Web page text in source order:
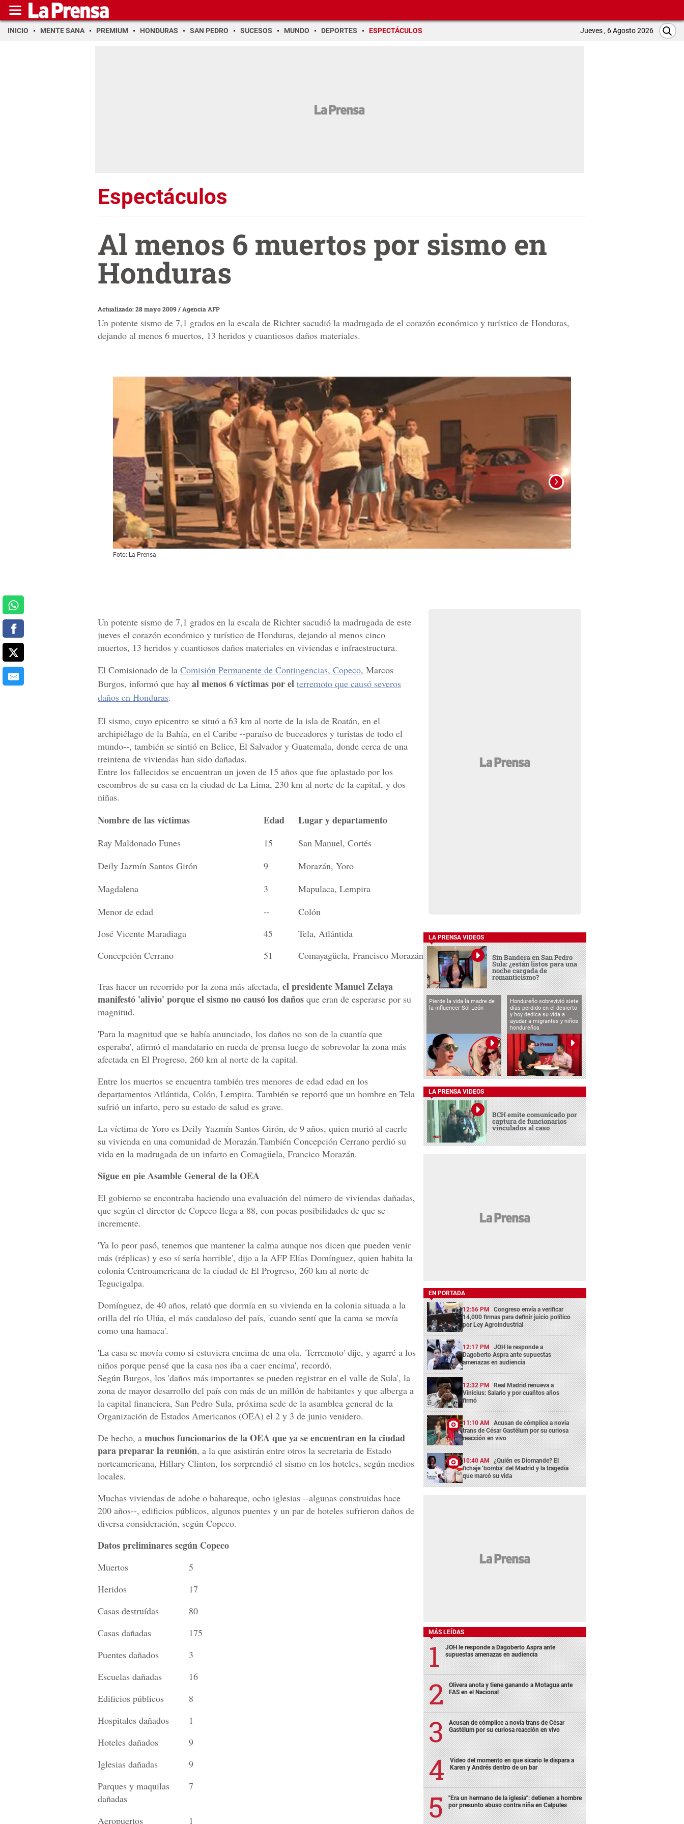
INICIO MENTE SANA PREMIUM HONDURAS SAN PEDRO SUCESOS MUNDO DEPORTES ESPECTÁCULOS Jueves , 6 Agosto 2026
Espectáculos
Al menos 6 muertos por sismo en
Honduras
Actualizado: 28 mayo 2009/ Agencia AFP
Un potente sismo de 7,1 grados en la escala de Richter sacudió la madrugada de el corazón económico y turístico de Honduras,
dejando al menos 6 muertos, 13 heridos y cuantiosos daños materiales.
Foto: La Prensa
Un potente sismo de 7,1 grados en la escala de Richter sacudió la madrugada de este
jueves el corazón económico y turístico de Honduras, dejando al menos cinco
muertos, 13 heridos y cuantiosos daños materiales en viviendas e infraestructura.
El Comisionado de la Comisión Permanente de Contingencias, Copeco, Marcos
Burgos, informó que hay al menos 6 víctimas por el terremoto que causó severos
daños en Honduras.
El sismo, cuyo epicentro se situó a 63 km al norte de la isla de Roatán, en el
archipiélago de la Bahía, en el Caribe --paraíso de buceadores y turistas de todo el
mundo--, también se sintió en Belice, El Salvador y Guatemala, donde cerca de una
treintena de viviendas han sido dañadas.
Entre los fallecidos se encuentran un joven de 15 años que fue aplastado por los
escombros de su casa en la ciudad de La Lima, 230 km al norte de la capital, y dos
niñas.
Nombre de las víctimas Edad Lugar y departamento
Ray Maldonado Funes 15
San Manuel, Cortés
Deily Jazmín Santos Girón
9
Morazán, Yoro
Magdalena
3
Mapulaca, Lempira
Menor de edad
--
Colón
José Vicente Maradiaga
45
Tela, Atlántida
Concepción Cerrano
51 Comayagüela, Francisco Morazán
Tras hacer un recorrido por la zona más afectada, el presidente Manuel Zelaya
manifestó 'alivio' porque el sismo no causó los daños que eran de esperarse por su
magnitud.
'Para la magnitud que se había anunciado, los daños no son de la cuantía que
esperaba', afirmó el mandatario en rueda de prensa luego de sobrevolar la zona más
afectada en El Progreso, 260 km al norte de la capital.
Entre los muertos se encuentra también tres menores de edad edad en los
departamentos Atlántida, Colón, Lempira. También se reportó que un hombre en Tela
sufrió un infarto, pero su estado de salud es grave.
La víctima de Yoro es Deily Yazmín Santos Girón, de 9 años, quien murió al caerle
su vivienda en una comunidad de Morazán.También Concepción Cerrano perdió su
vida en la madrugada de un infarto en Comagüela, Francico Morazán.
Sigue en pie Asamble General de la OEA
El gobierno se encontraba haciendo una evaluación del número de viviendas dañadas,
que según el director de Copeco llega a 88, con pocas posibilidades de que se
incremente.
'Ya lo peor pasó, tenemos que mantener la calma aunque nos dicen que pueden venir
más (réplicas) y eso sí sería horrible', dijo a la AFP Elías Domínguez, quien habita la
colonia Centroamericana de la ciudad de El Progreso, 260 km al norte de
Tegucigalpa.
Domínguez, de 40 años, relató que dormía en su vivienda en la colonia situada a la
orilla del río Ulúa, el más caudaloso del país, 'cuando sentí que la cama se movía
como una hamaca'.
'La casa se movía como si estuviera encima de una ola. 'Terremoto' dije, y agarré a los
niños porque pensé que la casa nos iba a caer encima', recordó.
Según Burgos, los 'daños más importantes se pueden registrar en el valle de Sula', la
zona de mayor desarrollo del país con más de un millón de habitantes y que alberga a
la capital financiera, San Pedro Sula, próxima sede de la asamblea general de la
Organización de Estados Americanos (OEA) el 2 y 3 de junio venidero.
De hecho, a muchos funcionarios de la OEA que ya se encuentran en la ciudad
para preparar la reunión, a la que asistirán entre otros la secretaria de Estado
norteamericana, Hillary Clinton, los sorprendió el sismo en los hoteles, según medios
locales.
Muchas viviendas de adobe o bahareque, ocho iglesias --algunas construidas hace
200 años--, edificios públicos, algunos puentes y un par de hoteles sufrieron daños de
diversa consideración, según Copeco.
Datos preliminares según Copeco
Muertos
5
Heridos
17
Casas destruídas
80
Casas dañadas
175
Puentes dañados
3
Escuelas dañadas
16
Edificios públicos
8
Hospitales dañados
1
Hoteles dañados
9
Iglesias dañadas
9
Parques y maquilas
dañadas
7
Aeropuertos 1
LA PRENSA VIDEOS
Sin Bandera en San Pedro
Sula: ¿están listos para una
noche cargada de
romanticismo?
Pierde la vida la madre de
la influencer Sol León
Hondureño sobrevivió siete
días perdido en el desierto
y hoy dedica su vida a
ayudar a migrantes y niños
hondureños
LA PRENSA VIDEOS
BCH emite comunicado por
captura de funcionarios
vinculados al caso
EN PORTADA
12:56 PM Congreso envía a verificar
14,000 firmas para definir juicio político
por Ley Agroindustrial
12:17 PM JOH le responde a
Dagoberto Aspra ante supuestas
amenazas en audiencia
12:32 PM Real Madrid renueva a
Vinicius: Salario y por cuañtos años
firmó
11:10 AM Acusan de cómplice a novia
trans de César Gastélum por su curiosa
reacción en vivo
10:40 AM ¿Quién es Diomande? El
fichaje ‘bomba’ del Madrid y la tragedia
que marcó su vida
MÁS LEÍDAS
JOH le responde a Dagoberto Aspra ante
supuestas amenazas en audiencia
Olivera anota y tiene ganando a Motagua ante
FAS en el Nacional
Acusan de cómplice a novia trans de César
Gastélum por su curiosa reacción en vivo
Video del momento en que sicario le dispara a
Karen y Andrés dentro de un bar
"Era un hermano de la iglesia": detienen a hombre
por presunto abuso contra niña en Calpules